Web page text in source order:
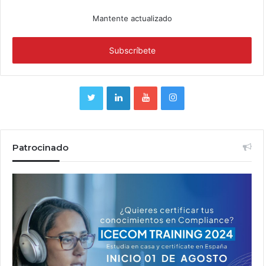
Mantente actualizado
Patrocinado